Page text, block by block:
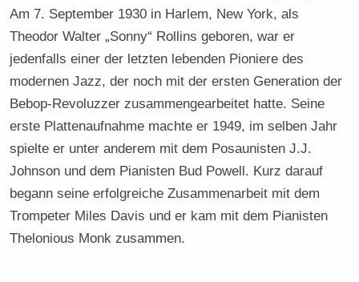
Am 7. September 1930 in Harlem, New York, als
Theodor Walter „Sonny“ Rollins geboren, war er
jedenfalls einer der letzten lebenden Pioniere des
modernen Jazz, der noch mit der ersten Generation der
Bebop-Revoluzzer zusammengearbeitet hatte. Seine
erste Plattenaufnahme machte er 1949, im selben Jahr
spielte er unter anderem mit dem Posaunisten J.J.
Johnson und dem Pianisten Bud Powell. Kurz darauf
begann seine erfolgreiche Zusammenarbeit mit dem
Trompeter Miles Davis und er kam mit dem Pianisten
Thelonious Monk zusammen.